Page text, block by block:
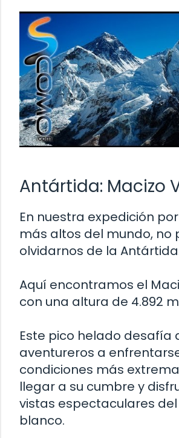
Antártida: Macizo
En nuestra expedición
más altos del mundo, no
olvidarnos de la
Aquí encontramos el
con una altura de 4.892
Este pico helado desafía
aventureros a
condiciones más
llegar a su cumbre y
vistas espectaculares
blanco.